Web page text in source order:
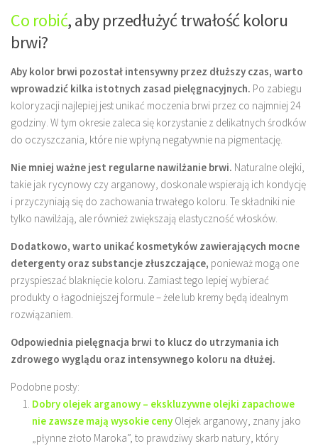
Co robić, aby przedłużyć trwałość koloru
brwi?
Aby kolor brwi pozostał intensywny przez dłuższy czas, warto
wprowadzić kilka istotnych zasad pielęgnacyjnych. Po zabiegu
koloryzacji najlepiej jest unikać moczenia brwi przez co najmniej 24
godziny. W tym okresie zaleca się korzystanie z delikatnych środków
do oczyszczania, które nie wpłyną negatywnie na pigmentację.
Nie mniej ważne jest regularne nawilżanie brwi. Naturalne olejki,
takie jak rycynowy czy arganowy, doskonale wspierają ich kondycję
i przyczyniają się do zachowania trwałego koloru. Te składniki nie
tylko nawilżają, ale również zwiększają elastyczność włosków.
Dodatkowo, warto unikać kosmetyków zawierających mocne
detergenty oraz substancje złuszczające, ponieważ mogą one
przyspieszać blaknięcie koloru. Zamiast tego lepiej wybierać
produkty o łagodniejszej formule – żele lub kremy będą idealnym
rozwiązaniem.
Odpowiednia pielęgnacja brwi to klucz do utrzymania ich
zdrowego wyglądu oraz intensywnego koloru na dłużej.
Podobne posty:
Dobry olejek arganowy – ekskluzywne olejki zapachowe
nie zawsze mają wysokie ceny Olejek arganowy, znany jako
„płynne złoto Maroka”, to prawdziwy skarb natury, który